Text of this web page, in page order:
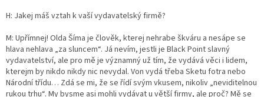
H: Jakej máš vztah k vaší vydavatelský firmě?
M: Upřímnej! Olda Šíma je člověk, kterej nehrabe škváru a nesápe se
hlava nehlava „za sluncem“. Já nevím, jestli je Black Point slavný
vydavatelství, ale pro mě je významný už tím, že vydává věci i lidem,
kterejm by nikdo nikdy nic nevydal. Von vydá třeba Sketu fotra nebo
Národní třídu… Zdá se mi, že se řídí svým vkusem, nikoliv „neviditelnou
rukou trhu“. My bysme asi mohli vydávat u větší firmy, ale proč? Mě se